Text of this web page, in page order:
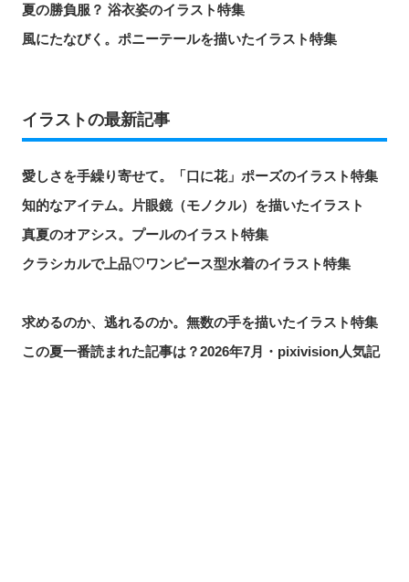
夏の勝負服？ 浴衣姿のイラスト特集
風にたなびく。ポニーテールを描いたイラスト特集
イラストの最新記事
愛しさを手繰り寄せて。「口に花」ポーズのイラスト特集
知的なアイテム。片眼鏡（モノクル）を描いたイラスト
真夏のオアシス。プールのイラスト特集
クラシカルで上品♡ワンピース型水着のイラスト特集
求めるのか、逃れるのか。無数の手を描いたイラスト特集
この夏一番読まれた記事は？2026年7月・pixivision人気記